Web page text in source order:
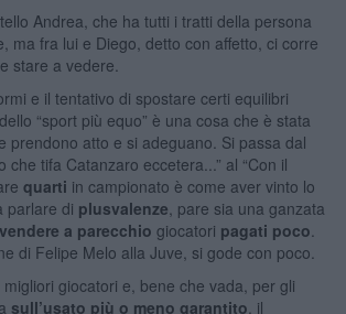
Andrea, che ha tutti i tratti della persona
ma fra lui e Diego, detto con affetto, ci corre
stare a vedere.
e il tentativo di spostare certi equilibri
“sport più equo” è una cosa che è stata
prendono atto e si adeguano. Si passa dal
che tifa Catanzaro eccetera...” al “Con il
quarti in campionato è come aver vinto lo
parlare di plusvalenze , pare sia una ganzata
a parecchio giocatori pagati poco
di Felipe Melo alla Juve, si gode con poco.
giocatori e, bene che vada, per gli
sull’usato più o meno garantito , il